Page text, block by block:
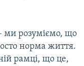
ми розуміємо, що
норма життя.
рамці, що це,